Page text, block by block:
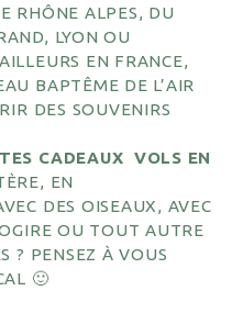
RHÔNE ALPES, DU
LYON OU
EN FRANCE,
BAPTÊME DE L’AIR
DES SOUVENIRS
CADEAUX VOLS EN
EN
DES OISEAUX, AVEC
OU TOUT AUTRE
? PENSEZ À VOUS
🙂